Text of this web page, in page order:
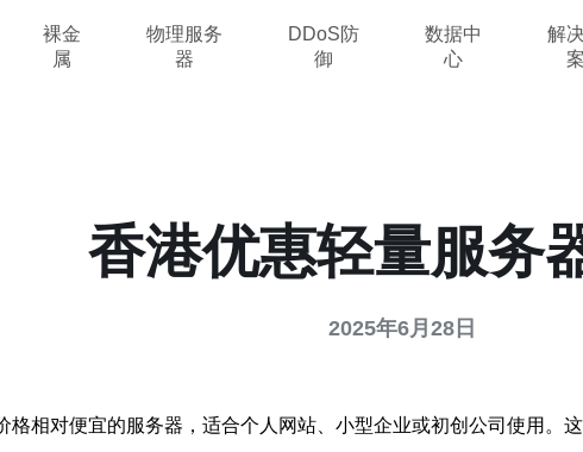
裸金
属
物理服务
器
DDoS防
御
数据中
心
解
案
香港优惠轻量服务
2025年6月28日
格相对便宜的服务器，适合个人网站、小型企业或初创公司使用。